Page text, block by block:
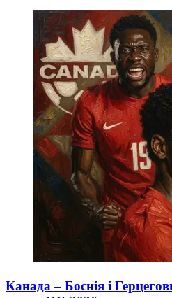
Канада – Боснія і